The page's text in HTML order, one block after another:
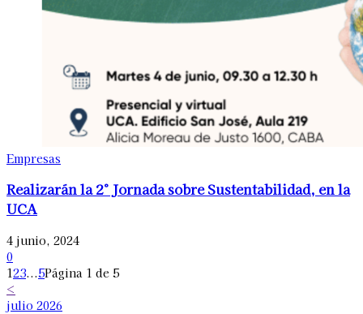
Empresas
Realizarán la 2° Jornada sobre Sustentabilidad, en la
UCA
4 junio, 2024
0
123...5Página 1 de 5
<
julio 2026